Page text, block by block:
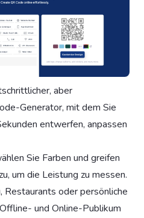
aber
Generator, mit dem Sie
entwerfen, anpassen
Sie Farben und greifen
um die Leistung zu messen.
Restaurants oder persönliche
und Online-Publikum